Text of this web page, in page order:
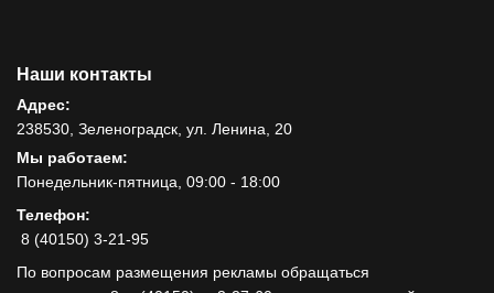
Наши контакты
Адрес:
238530, Зеленоградск, ул. Ленина, 20
Мы работаем:
Понедельник-пятница, 09:00 - 18:00
Телефон:
8 (40150) 3-21-95
По вопросам размещения рекламы обращаться